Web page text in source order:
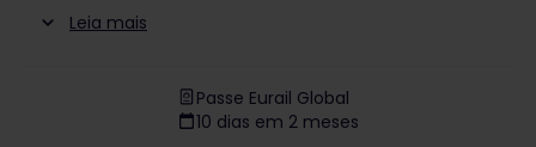
Leia mais
Passe Eurail Global
10 dias em 2 meses